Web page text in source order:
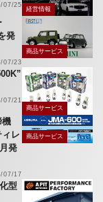
07/25
経営情報
発
07/23
商品サービス
07/21
商品サービス
機
ィレ
発
07/17
商品サービス
型